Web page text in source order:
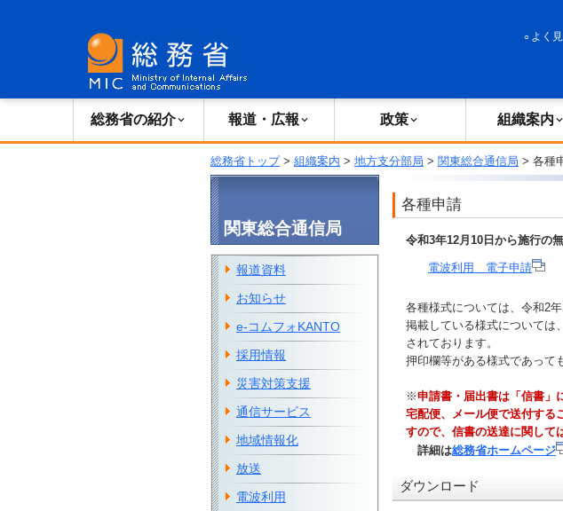
よく
総務省の紹介 報道・広報 政策 組織案内
総務省トップ> 組織案内 > 地方支分部局 > 関東総合通信局 > 各種
各種申請
令和3年12月10日から施行の
電波利用 電子申請
各種様式については、令和2
掲載している様式については
されております。
押印欄等がある様式であって
※申請書・届出書は「信書」
宅配便、メール便で送付する
すので、信書の送達に関して
詳細は総務省ホームページ
ダウンロード
関東総合通信局
報道資料
お知らせ
e-コムフォKANTO
採用情報
災害対策支援
通信サービス
地域情報化
放送
電波利用